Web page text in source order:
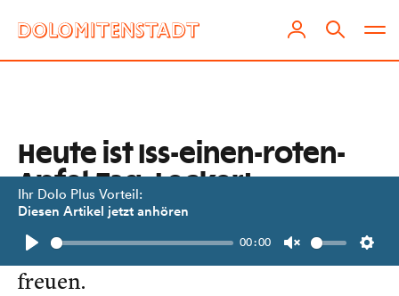
Ihr Dolo Plus Vorteil:
Diesen Artikel jetzt anhören
Play
00:00
Unmute
Heute ist Iss-einen-roten-
Apfel-Tag. Lecker!
Wer gerne Äpfel mag, kann sich ganz
besonders auf den 1. Dezember
freuen.